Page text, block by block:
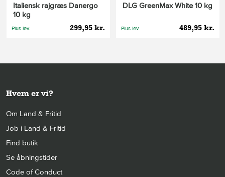
Italiensk rajgræs Danergo
10 kg
299,95 kr.
Plus lev.
DLG GreenMax White 10 kg
489,95 kr.
Plus lev.
Hvem er vi?
Om Land & Fritid
Job i Land & Fritid
Find butik
Se åbningstider
Code of Conduct